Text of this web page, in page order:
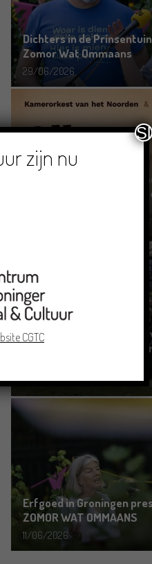
Dichters in de
Zomor Wat Ommaans
29/06/2026
Crowdfunding voor
kinderboek met
Grensoverschrijdende
Oldenburg rond het
19/06/2026
Erfgoed in Groningen
ZOMOR WAT OMMAANS
11/06/2026
zijn nu
CGTC